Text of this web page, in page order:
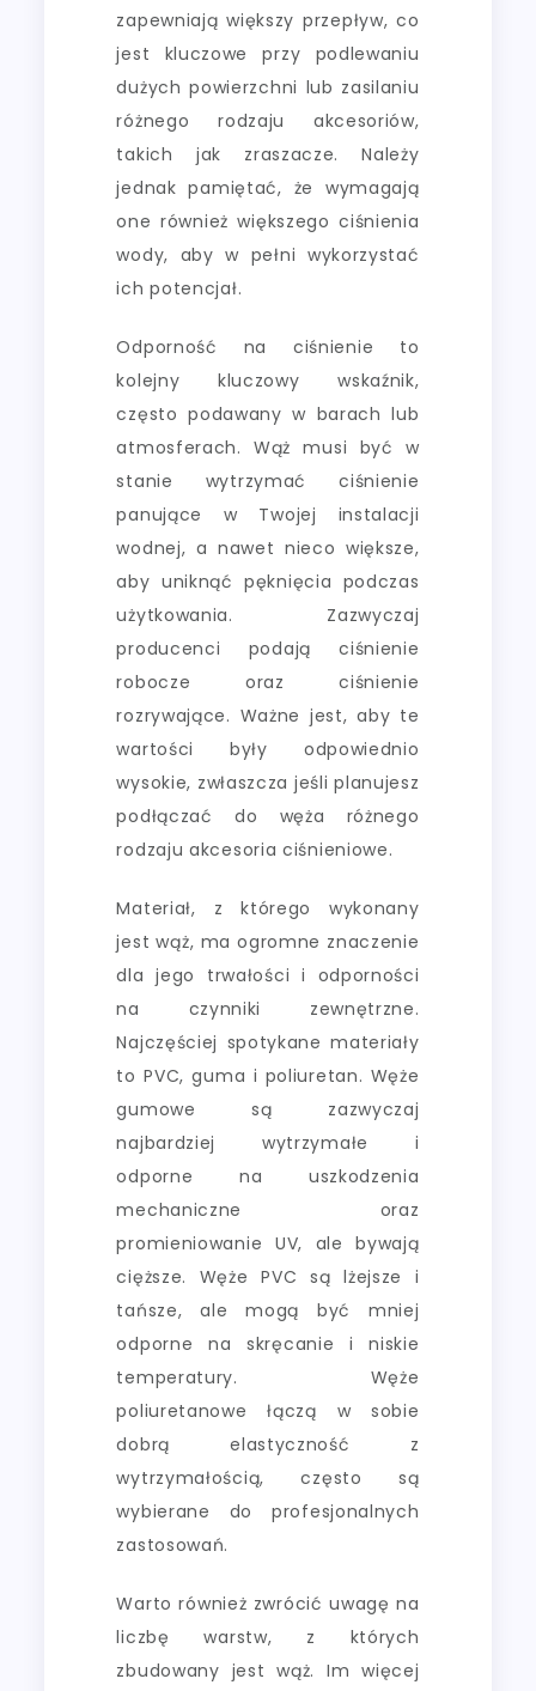
zapewniają większy przepływ, co
jest kluczowe przy podlewaniu
dużych powierzchni lub zasilaniu
różnego rodzaju akcesoriów,
takich jak zraszacze. Należy
jednak pamiętać, że wymagają
one również większego ciśnienia
wody, aby w pełni wykorzystać
ich potencjał.
Odporność na ciśnienie to
kolejny kluczowy wskaźnik,
często podawany w barach lub
atmosferach. Wąż musi być w
stanie wytrzymać ciśnienie
panujące w Twojej instalacji
wodnej, a nawet nieco większe,
aby uniknąć pęknięcia podczas
użytkowania. Zazwyczaj
producenci podają ciśnienie
robocze oraz ciśnienie
rozrywające. Ważne jest, aby te
wartości były odpowiednio
wysokie, zwłaszcza jeśli planujesz
podłączać do węża różnego
rodzaju akcesoria ciśnieniowe.
Materiał, z którego wykonany
jest wąż, ma ogromne znaczenie
dla jego trwałości i odporności
na czynniki zewnętrzne.
Najczęściej spotykane materiały
to PVC, guma i poliuretan. Węże
gumowe są zazwyczaj
najbardziej wytrzymałe i
odporne na uszkodzenia
mechaniczne oraz
promieniowanie UV, ale bywają
cięższe. Węże PVC są lżejsze i
tańsze, ale mogą być mniej
odporne na skręcanie i niskie
temperatury. Węże
poliuretanowe łączą w sobie
dobrą elastyczność z
wytrzymałością, często są
wybierane do profesjonalnych
zastosowań.
Warto również zwrócić uwagę na
liczbę warstw, z których
zbudowany jest wąż. Im więcej